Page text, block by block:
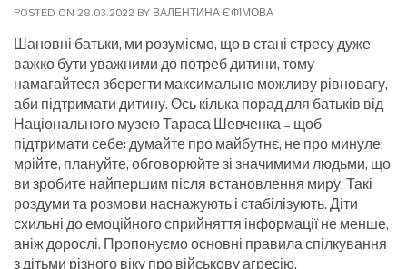
POSTED ON 28.03.2022 BY ВАЛЕНТИНА ЄФІМОВА
Шановні батьки, ми розуміємо, що в стані стресу дуже
важко бути уважними до потреб дитини, тому
намагайтеся зберегти максимально можливу рівновагу,
аби підтримати дитину. Ось кілька порад для батьків від
Національного музею Тараса Шевченка – щоб
підтримати себе: думайте про майбутнє, не про минуле;
мрійте, плануйте, обговорюйте зі значимими людьми, що
ви зробите найпершим після встановлення миру. Такі
роздуми та розмови наснажують і стабілізують. Діти
схильні до емоційного сприйняття інформації не менше,
аніж дорослі. Пропонуємо основні правила спілкування
з дітьми різного віку про військову агресію.